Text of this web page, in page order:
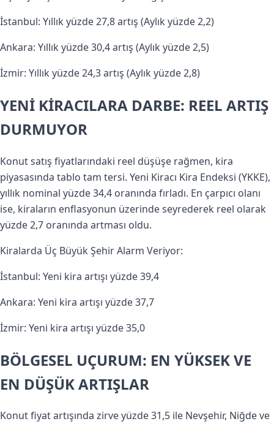
İstanbul: Yıllık yüzde 27,8 artış (Aylık yüzde 2,2)
Ankara: Yıllık yüzde 30,4 artış (Aylık yüzde 2,5)
İzmir: Yıllık yüzde 24,3 artış (Aylık yüzde 2,8)
YENİ KİRACILARA DARBE: REEL ARTIŞ
DURMUYOR
Konut satış fiyatlarındaki reel düşüşe rağmen, kira
piyasasında tablo tam tersi. Yeni Kiracı Kira Endeksi (YKKE),
yıllık nominal yüzde 34,4 oranında fırladı. En çarpıcı olanı
ise, kiraların enflasyonun üzerinde seyrederek reel olarak
yüzde 2,7 oranında artması oldu.
Kiralarda Üç Büyük Şehir Alarm Veriyor:
İstanbul: Yeni kira artışı yüzde 39,4
Ankara: Yeni kira artışı yüzde 37,7
İzmir: Yeni kira artışı yüzde 35,0
BÖLGESEL UÇURUM: EN YÜKSEK VE
EN DÜŞÜK ARTIŞLAR
Konut fiyat artışında zirve yüzde 31,5 ile Nevşehir, Niğde ve